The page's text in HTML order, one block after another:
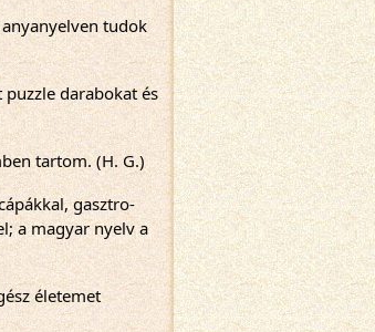
tudok
darabokat és
tartom. (H. G.)
gasztro-
a magyar nyelv a
életemet